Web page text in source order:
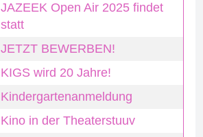
JAZEEK Open Air 2025 findet
statt
JETZT BEWERBEN!
KIGS wird 20 Jahre!
Kindergartenanmeldung
Kino in der Theaterstuuv